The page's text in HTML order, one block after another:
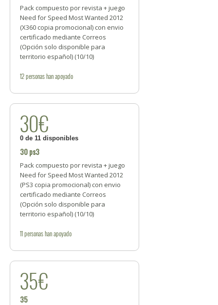
Pack compuesto por revista + juego
Need for Speed Most Wanted 2012
(X360 copia promocional) con envio
certificado mediante Correos
(Opción solo disponible para
territorio español) (10/10)
12personashan apoyado
30€
0 de 11 disponibles
30 ps3
Pack compuesto por revista + juego
Need for Speed Most Wanted 2012
(PS3 copia promocional) con envio
certificado mediante Correos
(Opción solo disponible para
territorio español) (10/10)
11personashan apoyado
35€
35